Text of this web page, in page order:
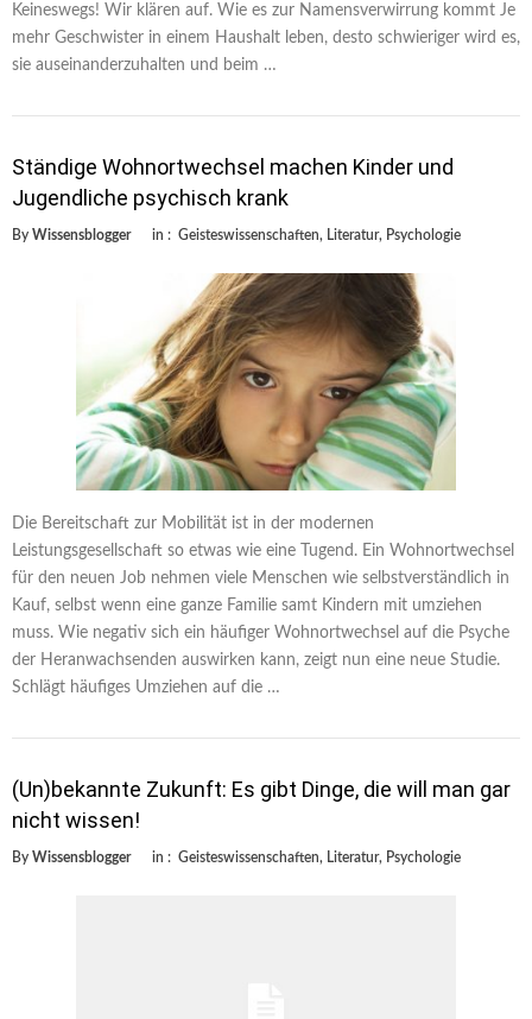
Keineswegs! Wir klären auf. Wie es zur Namensverwirrung kommt Je
mehr Geschwister in einem Haushalt leben, desto schwieriger wird es,
sie auseinanderzuhalten und beim …
Ständige Wohnortwechsel machen Kinder und
Jugendliche psychisch krank
By Wissensblogger in : Geisteswissenschaften, Literatur, Psychologie
Die Bereitschaft zur Mobilität ist in der modernen
Leistungsgesellschaft so etwas wie eine Tugend. Ein Wohnortwechsel
für den neuen Job nehmen viele Menschen wie selbstverständlich in
Kauf, selbst wenn eine ganze Familie samt Kindern mit umziehen
muss. Wie negativ sich ein häufiger Wohnortwechsel auf die Psyche
der Heranwachsenden auswirken kann, zeigt nun eine neue Studie.
Schlägt häufiges Umziehen auf die …
(Un)bekannte Zukunft: Es gibt Dinge, die will man gar
nicht wissen!
By Wissensblogger in : Geisteswissenschaften, Literatur, Psychologie